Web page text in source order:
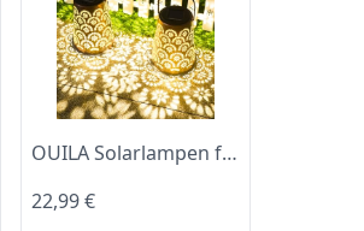
OUILA Solarlampen für Außen, 2 Stück Wetterfeste Metall Gartenleuchte mit IP65 Schutz, Dekorative Hängend Solarbeleuchtung für Balkon, Terrasse, Hof, Baum & Camping
22,99 €